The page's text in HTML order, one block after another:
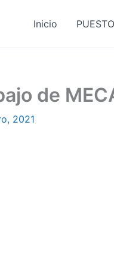
Inicio
de
2021